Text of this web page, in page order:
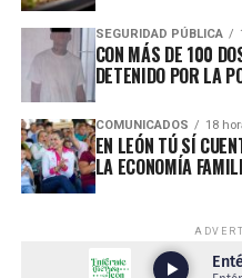
SEGURIDAD PÚBLICA
CON MÁS DE 100
DETENIDO POR LA
COMUNICADOS 18
EN LEÓN TÚ SÍ
LA ECONOMÍA